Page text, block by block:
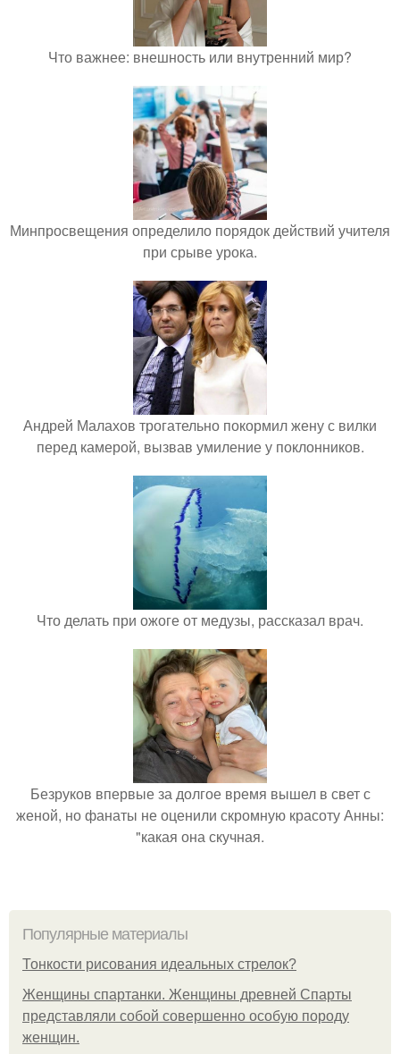
Что важнее: внешность или внутренний мир?
Минпросвещения определило порядок действий учителя
при срыве урока.
Андрей Малахов трогательно покормил жену с вилки
перед камерой, вызвав умиление у поклонников.
Что делать при ожоге от медузы, рассказал врач.
Безруков впервые за долгое время вышел в свет с
женой, но фанаты не оценили скромную красоту Анны:
"какая она скучная.
Популярные материалы
Тонкости рисования идеальных стрелок?
Женщины спартанки. Женщины древней Спарты
представляли собой совершенно особую породу
женщин.